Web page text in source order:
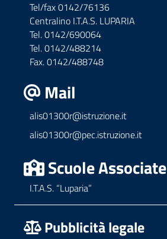
Tel/fax 0142/76136
Centralino I.T.A.S. LUPARIA
Tel. 0142/690064
Tel. 0142/488214
Fax. 0142/488748
Mail
alis01300r@istruzione.it
alis01300r@pec.istruzione.it
Scuole Associate
I.T.A.S. “Luparia”
Pubblicità legale